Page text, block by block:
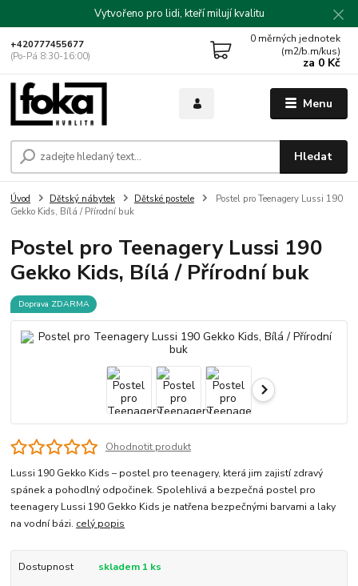
Vytvořeno pro lidi, kteří milují kvalitu
Menu
Hledat
+420777455677
(Po-Pá 8:30-16:00)
0 měrných jednotek
(m2/b.m/kus)
za 0 Kč
Úvod Dětský nábytek Dětské postele
Postel pro Teenagery Lussi 190
Gekko Kids, Bílá / Přírodní buk
Postel pro Teenagery Lussi 190
Gekko Kids, Bílá / Přírodní buk
Doprava ZDARMA
Ohodnotit produkt
Lussi 190 Gekko Kids – postel pro teenagery, která jim zajistí zdravý
spánek a pohodlný odpočinek. Spolehlivá a bezpečná postel pro
teenagery Lussi 190 Gekko Kids je natřena bezpečnými barvami a laky
na vodní bázi. celý popis
Dostupnost skladem 1 ks